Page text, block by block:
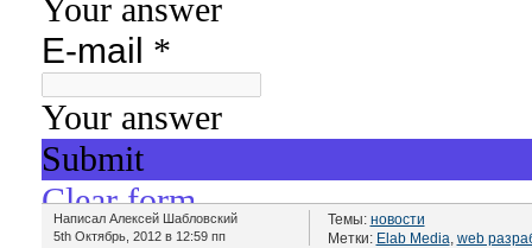
Написал Алексей Шабловский
5th Октябрь, 2012 в 12:59 пп
Темы: новости
Метки: Elab Media, web